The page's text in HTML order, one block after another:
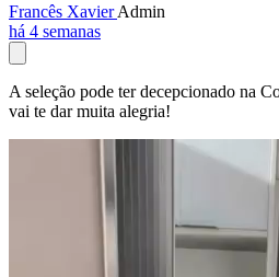
Francês XavierAdmin
há 4 semanas
A seleção pode ter decepcionado na
vai te dar muita alegria!